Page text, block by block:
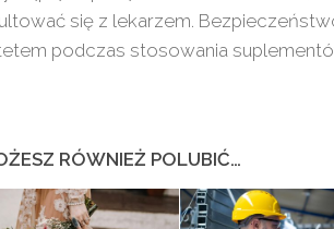
się z lekarzem.
podczas stosowania
RÓWNIEŻ POLUBIĆ…